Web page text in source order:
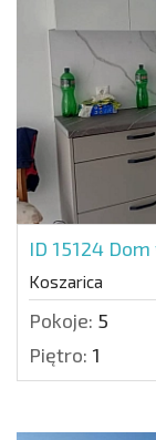
ID 15124
Koszarica
Pokoje: 5
Piętro: 1